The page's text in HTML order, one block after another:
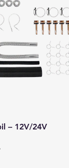
– 12V/24V